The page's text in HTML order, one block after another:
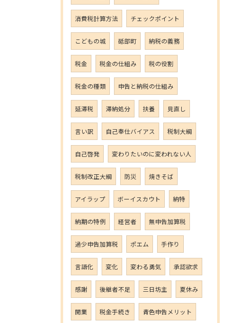
消費税計算方法 チェックポイント
こどもの城 砥部町 納税の義務
税金 税金の仕組み 税の役割
税金の種類 申告と納税の仕組み
延滞税 滞納処分 扶養 見直し
言い訳 自己奉仕バイアス 税制大綱
自己啓発 変わりたいのに変われない人
税制改正大綱 防災 焼きそば
アイラップ ボーイスカウト 納特
納期の特例 経営者 無申告加算税
過少申告加算税 ポエム 手作り
言語化 変化 変わる勇気 承認欲求
感謝 後継者不足 三日坊主 夏休み
開業 税金手続き 青色申告メリット